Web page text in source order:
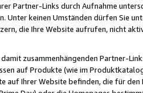
Partner-Links durch Aufnahme
Unter keinen Umständen dürfen Sie
die Ihre Website aufrufen, nicht
zusammenhängenden Partner-
auf Produkte (wie im
auf Ihrer Website befinden, die für